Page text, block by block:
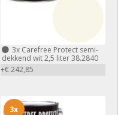
3xCarefree Protect semi-
dekkend wit 2,5 liter 38.2840
+€ 242,85
3x